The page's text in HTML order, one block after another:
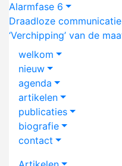
Alarmfase 6
Draadloze communicatie
‘Verchipping’ van de
welkom
nieuw
agenda
artikelen
publicaties
biografie
contact